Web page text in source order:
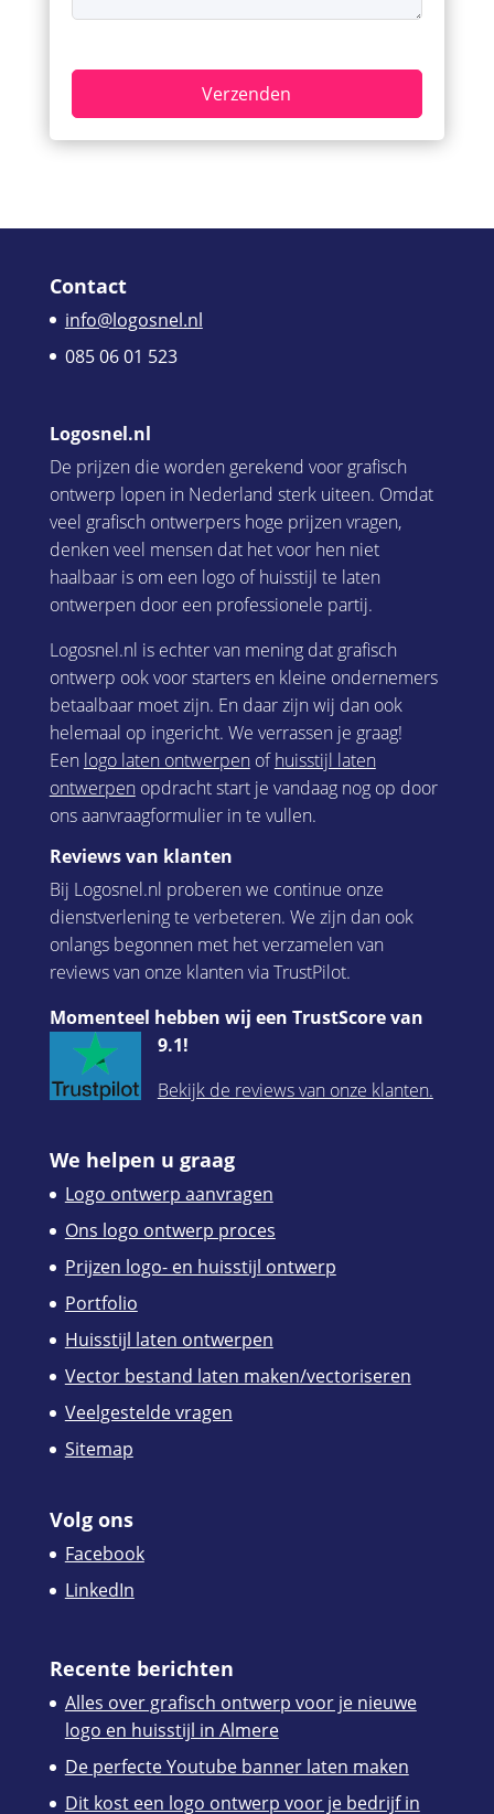
Contact
info@logosnel.nl
085 06 01 523
Logosnel.nl
De prijzen die worden gerekend voor grafisch
ontwerp lopen in Nederland sterk uiteen. Omdat
veel grafisch ontwerpers hoge prijzen vragen,
denken veel mensen dat het voor hen niet
haalbaar is om een logo of huisstijl te laten
ontwerpen door een professionele partij.
Logosnel.nl is echter van mening dat grafisch
ontwerp ook voor starters en kleine ondernemers
betaalbaar moet zijn. En daar zijn wij dan ook
helemaal op ingericht. We verrassen je graag!
Een logo laten ontwerpenofhuisstijl laten
ontwerpenopdracht start je vandaag nog op door
ons aanvraagformulier in te vullen.
Reviews van klanten
Bij Logosnel.nl proberen we continue onze
dienstverlening te verbeteren. We zijn dan ook
onlangs begonnen met het verzamelen van
reviews van onze klanten via TrustPilot.
Momenteel hebben wij een TrustScore van
9.1!
Bekijk de reviews van onze klanten.
We helpen u graag
Logo ontwerp aanvragen
Ons logo ontwerp proces
Prijzen logo- en huisstijl ontwerp
Portfolio
Huisstijl laten ontwerpen
Vector bestand laten maken/vectoriseren
Veelgestelde vragen
Sitemap
Volg ons
Facebook
LinkedIn
Recente berichten
Alles over grafisch ontwerp voor je nieuwe
logo en huisstijl in Almere
De perfecte Youtube banner laten maken
Dit kost een logo ontwerp voor je bedrijf in